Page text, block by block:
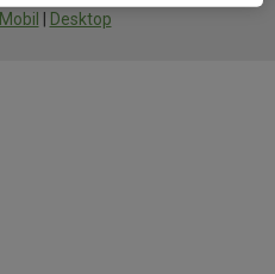
Mobil Desktop